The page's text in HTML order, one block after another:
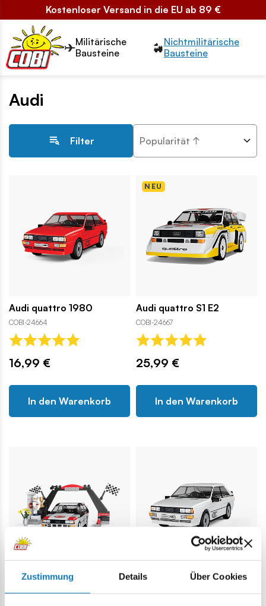
Zustimmung Details Über Cookies
Kostenloser Versand in die EU ab 89 €
Przełącznik segmentów2
Militärische
Bausteine
Nichtmilitärische
Bausteine
Audi
Filter Popularität ↑
Audi quattro 1980
COBI-24664
16,99 €
In den Warenkorb
NEU
Audi quattro S1 E2
COBI-24667
25,99 €
In den Warenkorb
Audi quattro Group 4
COBI-24666
Audi quattro 1980
COBI-24665